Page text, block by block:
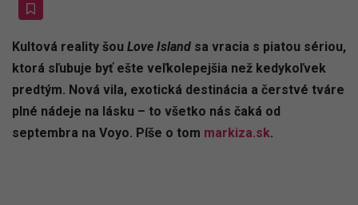
Kultová reality šou Love Island sa vracia s piatou sériou,
ktorá sľubuje byť ešte veľkolepejšia než kedykoľvek
predtým. Nová vila, exotická destinácia a čerstvé tváre
plné nádeje na lásku – to všetko nás čaká od
septembra na Voyo. Píše o tom markiza.sk.